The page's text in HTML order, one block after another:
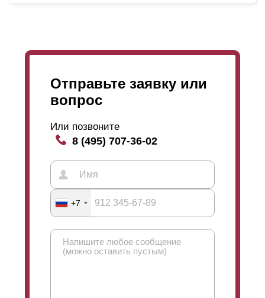
окраску) мы выполняем сами. Поэтому полностью
данном случае подход к процессу совершенно иной.
Сначала мы полностью изготавливаем все
необходимые для забора детали, а потом каждую
забор полностью готов. Осталось его только
упаковать и доставить на место установки.
образуются сколы и царапины, устойчиво к
выцветанию на солнце и пожаробезопасное. Кстати,
именно благодаря таким характеристикам
полимерно-порошковое покрытие принято
использовать для окрашивания автомобилей и
Что касается ассортимента расцветок и фактур, то
Отправьте заявку или
вопрос
Или позвоните
8 (495) 707-36-02
+7